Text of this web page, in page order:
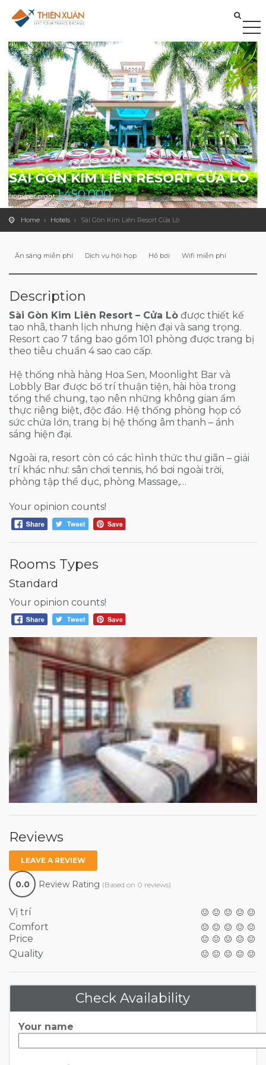
SÀI GÒN KIM LIÊN RESORT CỬA LÒ
from/per night1,450,000
Home Hotels Sài Gòn Kim Liên Resort Cửa Lò
Ăn sáng miễn phí Dịch vụ hội họp Hồ bơi Wifi miễn phí
Description
Sài Gòn Kim Liên Resort – Cửa Lò được thiết kế
tao nhã, thanh lịch nhưng hiện đại và sang trọng.
Resort cao 7 tầng bao gồm 101 phòng được trang bị
theo tiêu chuẩn 4 sao cao cấp.
Hệ thống nhà hàng Hoa Sen, Moonlight Bar và
Lobbly Bar được bố trí thuận tiện, hài hòa trong
tổng thể chung, tạo nên những không gian ẩm
thực riêng biệt, độc đáo. Hệ thống phòng họp có
sức chứa lớn, trang bị hệ thống âm thanh – ánh
sáng hiện đại.
Ngoài ra, resort còn có các hình thức thư giãn – giải
trí khác như: sân chơi tennis, hồ bơi ngoài trời,
phòng tập thể dục, phòng Massage,…
Your opinion counts!
Rooms Types
Standard
Your opinion counts!
Reviews
LEAVE A REVIEW
0.0 Review Rating (Based on 0 reviews)
Vị trí
Comfort
Price
Quality
Check Availability
Your name